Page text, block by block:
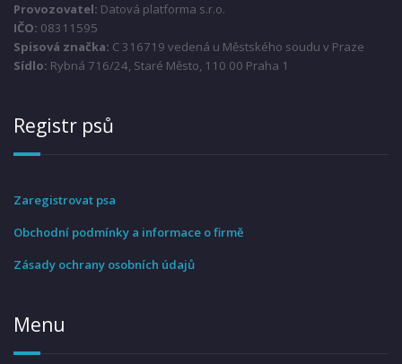
Provozovatel: Datová platforma s.r.o.
IČO: 08311595
Spisová značka: C 316719 vedená u Městského soudu v Praze
Sídlo: Rybná 716/24, Staré Město, 110 00 Praha 1
Registr psů
Zaregistrovat psa
Obchodní podmínky a informace o firmě
Zásady ochrany osobních údajů
Menu